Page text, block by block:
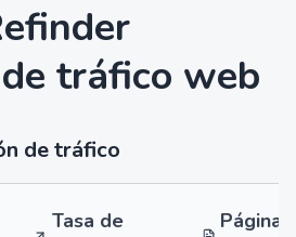
tráfico web
de tráfico
Tasa de
Páginas